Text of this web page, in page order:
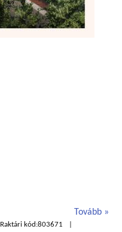
Tovább
Raktári kód:803671